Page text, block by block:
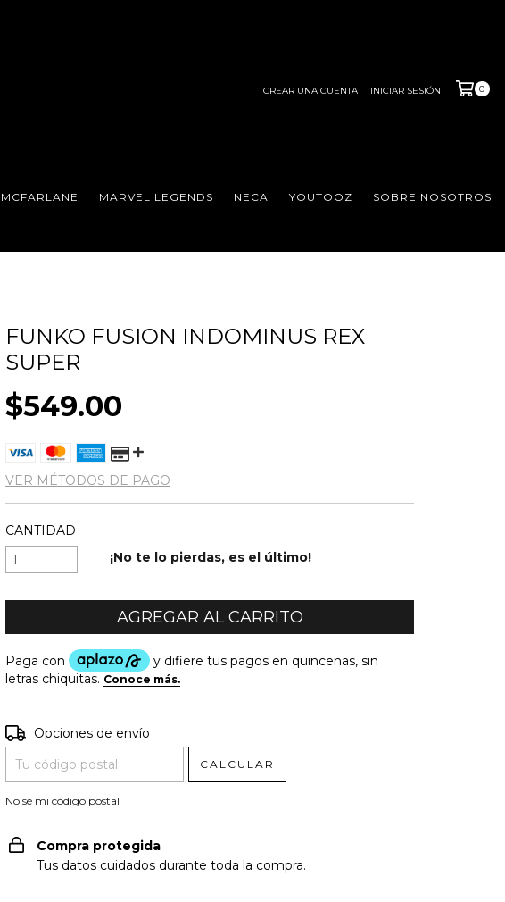
CREAR UNA CUENTA INICIAR SESIÓN 0
MCFARLANE MARVEL LEGENDS NECA YOUTOOZ SOBRE NOSOTROS
FUNKO FUSION INDOMINUS REX
SUPER
$549.00
VER MÉTODOS DE PAGO
CANTIDAD
¡No te lo pierdas, es el último!
Entregas para el CP:
Opciones de envío
CALCULAR
No sé mi código postal
Compra protegida
Tus datos cuidados durante toda la compra.